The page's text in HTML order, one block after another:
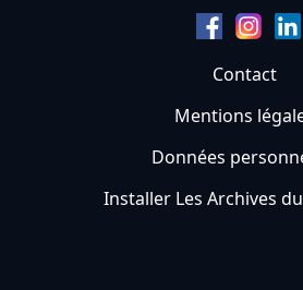
Contact
Mentions
Données
Installer Les Archives